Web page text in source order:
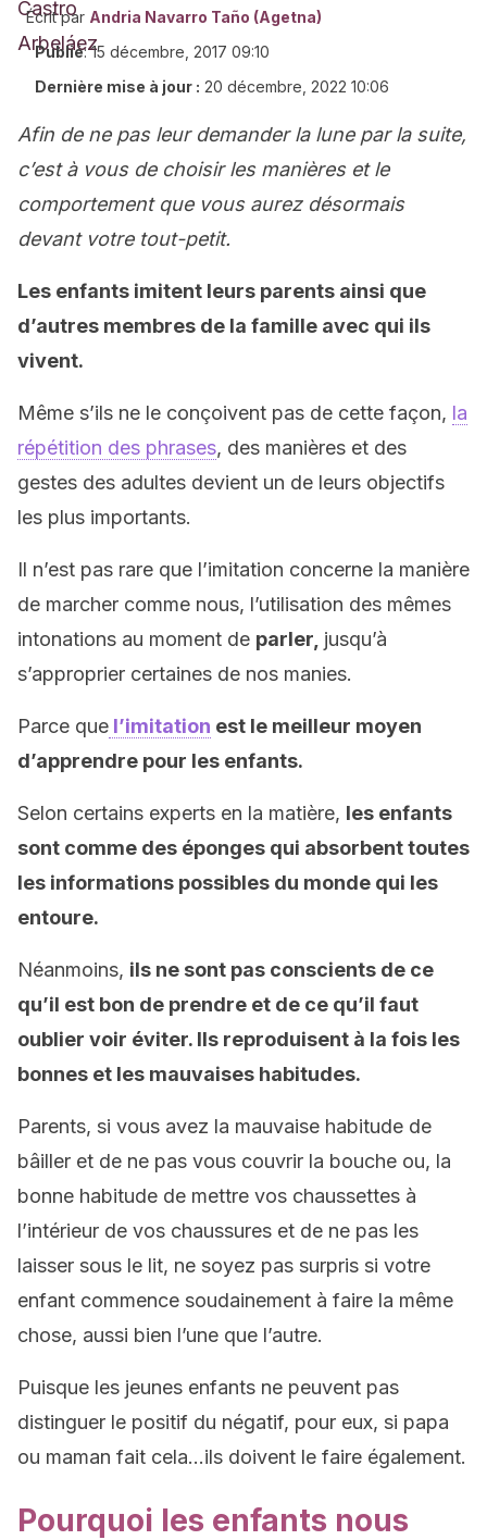
Écrit par Andria Navarro Taño (Agetna)
Publié:15 décembre, 2017 09:10
Dernière mise à jour : 20 décembre, 2022 10:06
Afin de ne pas leur demander la lune par la suite,
c’est à vous de choisir les manières et le
comportement que vous aurez désormais
devant votre tout-petit.
Les enfants imitent leurs parents ainsi que
d’autres membres de la famille avec qui ils
vivent.
Même s’ils ne le conçoivent pas de cette façon, la
répétition des phrases, des manières et des
gestes des adultes devient un de leurs objectifs
les plus importants.
Il n’est pas rare que l’imitation concerne la manière
de marcher comme nous, l’utilisation des mêmes
intonations au moment de parler, jusqu’à
s’approprier certaines de nos manies.
Parce que l’imitation est le meilleur moyen
d’apprendre pour les enfants.
Selon certains experts en la matière, les enfants
sont comme des éponges qui absorbent toutes
les informations possibles du monde qui les
entoure.
Néanmoins, ils ne sont pas conscients de ce
qu’il est bon de prendre et de ce qu’il faut
oublier voir éviter. Ils reproduisent à la fois les
bonnes et les mauvaises habitudes.
Parents, si vous avez la mauvaise habitude de
bâiller et de ne pas vous couvrir la bouche ou, la
bonne habitude de mettre vos chaussettes à
l’intérieur de vos chaussures et de ne pas les
laisser sous le lit, ne soyez pas surpris si votre
enfant commence soudainement à faire la même
chose, aussi bien l’une que l’autre.
Puisque les jeunes enfants ne peuvent pas
distinguer le positif du négatif, pour eux, si papa
ou maman fait cela…ils doivent le faire également.
Pourquoi les enfants nous